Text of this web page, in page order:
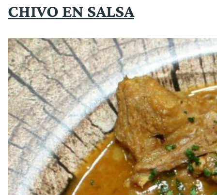
CHIVO EN SALSA